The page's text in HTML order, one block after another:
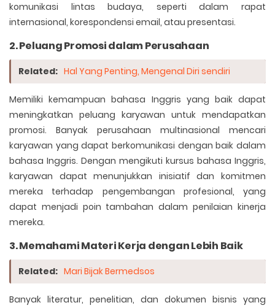
komunikasi lintas budaya, seperti dalam rapat
internasional, korespondensi email, atau presentasi.
2. Peluang Promosi dalam Perusahaan
Related: Hal Yang Penting, Mengenal Diri sendiri
Memiliki kemampuan bahasa Inggris yang baik dapat
meningkatkan peluang karyawan untuk mendapatkan
promosi. Banyak perusahaan multinasional mencari
karyawan yang dapat berkomunikasi dengan baik dalam
bahasa Inggris. Dengan mengikuti kursus bahasa Inggris,
karyawan dapat menunjukkan inisiatif dan komitmen
mereka terhadap pengembangan profesional, yang
dapat menjadi poin tambahan dalam penilaian kinerja
mereka.
3. Memahami Materi Kerja dengan Lebih Baik
Related: Mari Bijak Bermedsos
Banyak literatur, penelitian, dan dokumen bisnis yang